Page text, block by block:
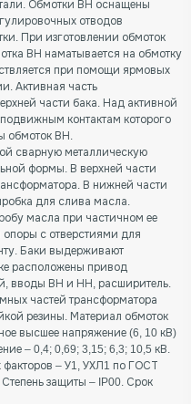
Обмотки ВН оснащены
отводов
При изготовлении обмоток
ВН наматывается на обмотку
при помощи ярмовых
Активная часть
части бака. Над активной
контактам которого
обмоток ВН.
сварную металлическую
формы. В верхней части
В нижней части
для слива масла.
масла при частичном ее
с отверстиями для
Баки выдерживают
расположены привод
вводы ВН и НН, расширитель.
частей трансформатора
резины. Материал обмоток
высшее напряжение (6, 10 кВ)
– 0,4; 0,69; 3,15; 6,3; 10,5 кВ.
– У1, УХЛ1 по ГОСТ
защиты – IP00. Срок